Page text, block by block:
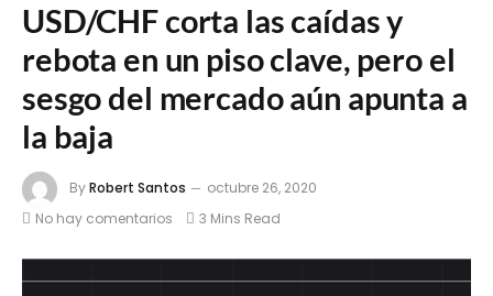
USD/CHF corta las caídas y
rebota en un piso clave, pero el
sesgo del mercado aún apunta a
la baja
ByRobert Santos
octubre 26, 2020
No hay comentarios
3 Mins Read